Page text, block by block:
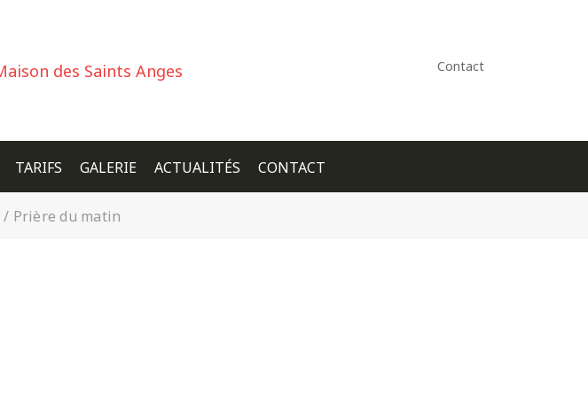
Contact
TARIFS GALERIE ACTUALITÉS CONTACT
/ Prière du matin